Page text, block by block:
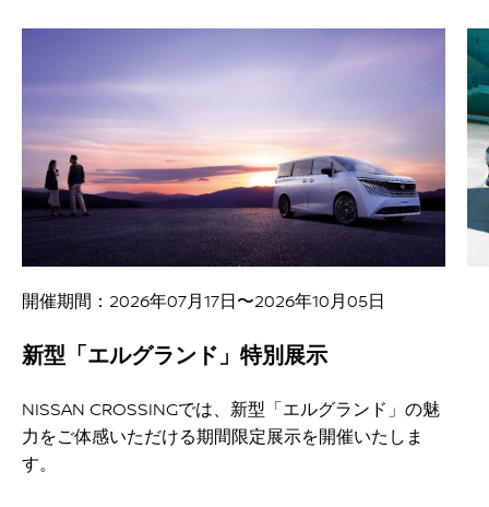
イベント情報
開催期間：2026年07月17日〜2026年10月05日
新型「エルグランド」特別展示
NISSAN CROSSINGでは、新型「エルグランド」の魅